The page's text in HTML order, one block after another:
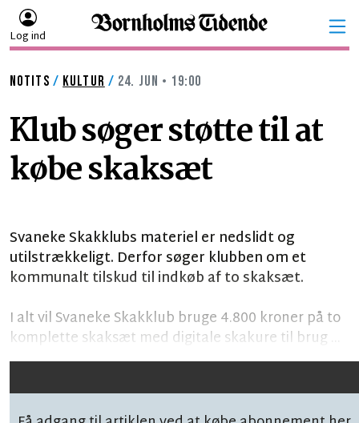
Log ind
NOTITS / KULTUR / 24. JUN • 19:00
Klub søger støtte til at
købe skaksæt
Svaneke Skakklubs materiel er nedslidt og
utilstrækkeligt. Derfor søger klubben om et
kommunalt tilskud til indkøb af to skaksæt.
I alt vil Svaneke Skakklub bruge 4.800 kroner på to
komplette skaksæt med digitale skakure til brug ...